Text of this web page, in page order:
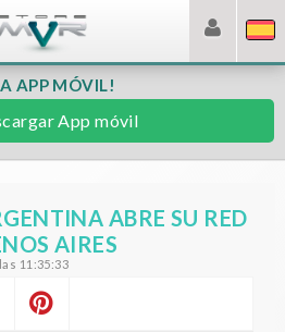
APP MÓVIL!
App móvil
ABRE SU RED
AIRES
11:35:33